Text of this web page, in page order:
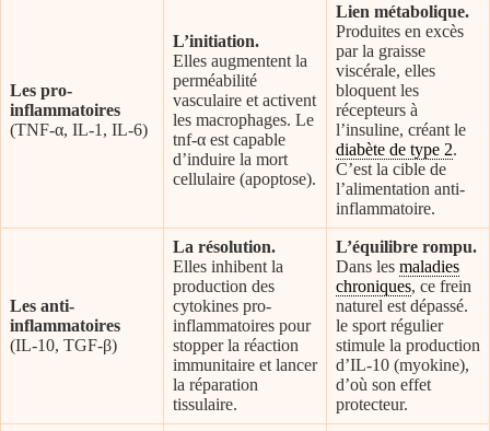
Les pro-
inflammatoires
(TNF-α, IL-1, IL-6)
L’initiation.
Elles augmentent la
perméabilité
vasculaire et activent
les macrophages. Le
tnf-α est capable
d’induire la mort
cellulaire (apoptose).
Lien métabolique.
Produites en excès
par la graisse
viscérale, elles
bloquent les
récepteurs à
l’insuline, créant le
diabète de type 2.
C’est la cible de
l’alimentation anti-
inflammatoire.
Les anti-
inflammatoires
(IL-10, TGF-β)
La résolution.
Elles inhibent la
production des
cytokines pro-
inflammatoires pour
stopper la réaction
immunitaire et lancer
la réparation
tissulaire.
L’équilibre rompu.
Dans les maladies
chroniques, ce frein
naturel est dépassé.
le sport régulier
stimule la production
d’IL-10 (myokine),
d’où son effet
protecteur.